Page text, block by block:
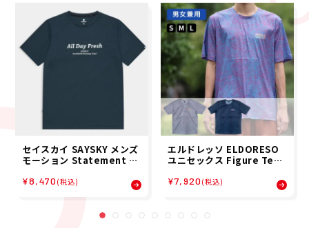
セイスカイ SAYSKY メンズ
モーション Statement M
Tシャツ SM25025C6001 2
¥8,470 (税込)
エルドレッソ ELDORESO
ユニセックス Figure Tee
SP
¥7,920 (税込)